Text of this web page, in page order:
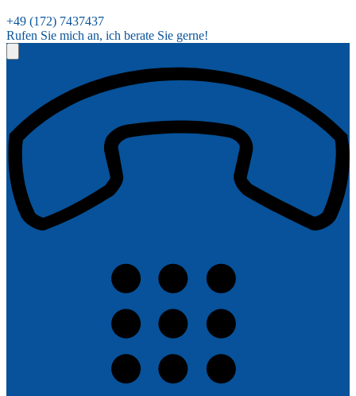
+49 (172) 7437437
Rufen Sie mich an, ich berate Sie gerne!